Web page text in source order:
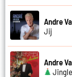
Andre
Jij
Andre